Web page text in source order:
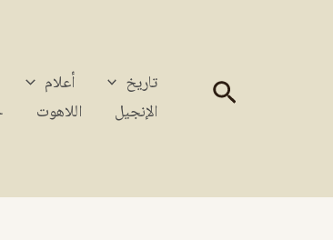
البحث تاريخ أعلام
الإنجيل
اللاهوت